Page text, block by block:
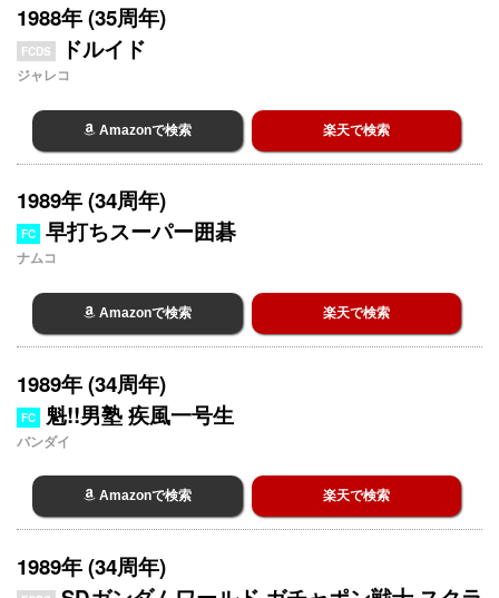
1988年 (35周年)
FCDS ドルイド
ジャレコ
Amazonで検索 楽天で検索
1989年 (34周年)
FC 早打ちスーパー囲碁
ナムコ
Amazonで検索 楽天で検索
1989年 (34周年)
FC 魁!!男塾 疾風一号生
バンダイ
Amazonで検索 楽天で検索
1989年 (34周年)